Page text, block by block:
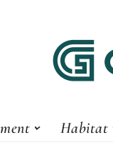
Habitat